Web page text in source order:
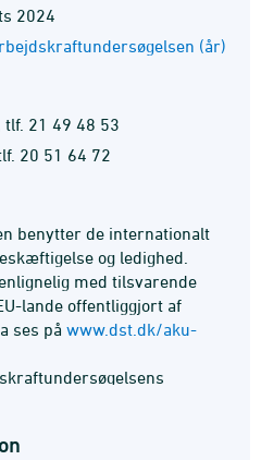
2024
(år)
tlf. 21 49 48 53
20 51 64 72
benytter de internationalt
og ledighed.
med tilsvarende
lande offentliggjort af
ses på www.dst.dk/aku-
den registerbaserede
på